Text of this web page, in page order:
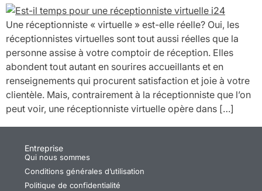
Une réceptionniste « virtuelle » est-elle réelle? Oui, les
réceptionnistes virtuelles sont tout aussi réelles que la
personne assise à votre comptoir de réception. Elles
abondent tout autant en sourires accueillants et en
renseignements qui procurent satisfaction et joie à votre
clientèle. Mais, contrairement à la réceptionniste que l’on
peut voir, une réceptionniste virtuelle opère dans […]
Entreprise
Qui nous sommes
Conditions générales d’utilisation
Politique de confidentialité